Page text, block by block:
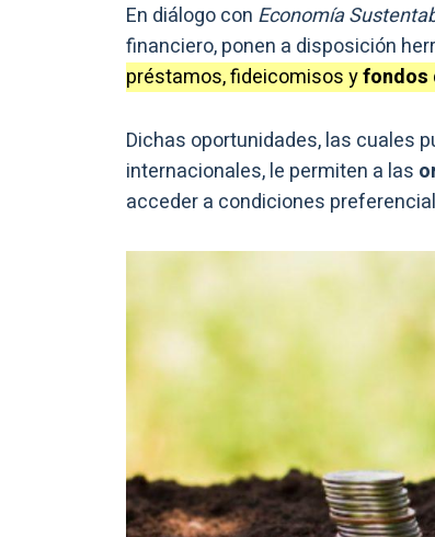
En diálogo con Economía
financiero, ponen a disposición
préstamos, fideicomisos yfondos
Dichas oportunidades, las cuales
internacionales, le permiten a las
acceder a condiciones